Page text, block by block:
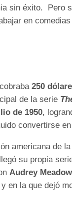
sin éxito. Pero
en
250
de la serie
de 1950,
convertirse
americana de
su propia
Audrey
en la que dejó